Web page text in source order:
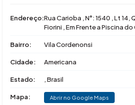
Endereço:Rua Carioba ,N°: 1540 ,Lt 14,
Fiorini ,Em Frente a Piscina
Bairro: Vila Cordenonsi
Cidade: Americana
Estado: , Brasil
Mapa: Abrir no Google Maps